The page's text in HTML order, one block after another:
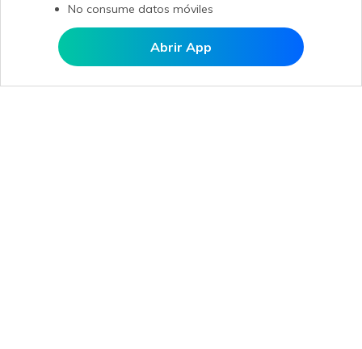
Abrir en MobileTrans
No consume datos móviles
Abrir App